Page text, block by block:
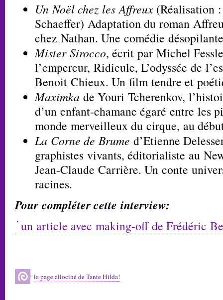
Un Noël chez les Affreux(Réalisation
Schaeffer) Adaptation du roman
chez Nathan. Une comédie
Mister Sirocco, écrit par Michel
l’empereur, Ridicule, L’odyssée de
Benoit Chieux. Un film tendre et
Maximka de Youri Tcherenkov,
d’un enfant-chamane égaré entre les
monde merveilleux du cirque, au
La Corne de Brume d’Etienne
graphistes vivants, éditorialiste au
Jean-Claude Carrière. Un conte
racines.
Pour compléter cette interview:
un article avec making-off de Frédéric
la page allociné de Tante Hilda!